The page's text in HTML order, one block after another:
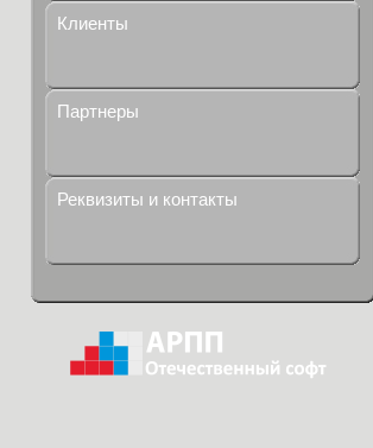
Клиенты
Партнеры
Реквизиты и контакты